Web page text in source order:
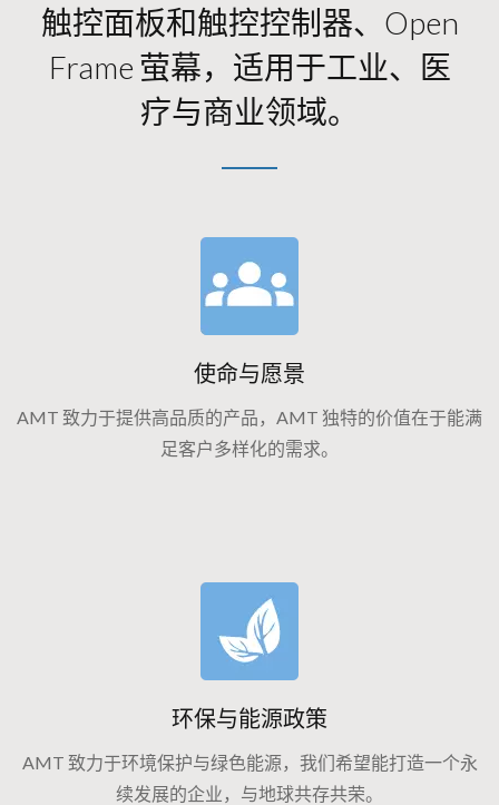
触控面板和触控控制器、Open
Frame 萤幕，适用于工业、医
疗与商业领域。
使命与愿景
AMT 致力于提供高品质的产品，AMT 独特的价值在于能满
足客户多样化的需求。
环保与能源政策
AMT 致力于环境保护与绿色能源，我们希望能打造一个永
续发展的企业，与地球共存共荣。